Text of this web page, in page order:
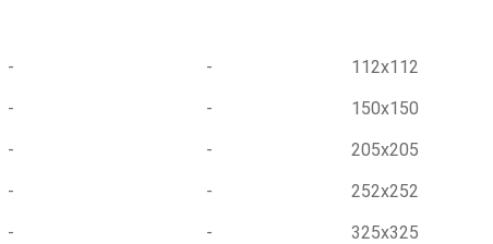
- - 112x112
- - 150x150
- - 205x205
- - 252x252
- - 325x325